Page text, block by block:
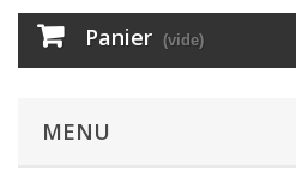
Panier (vide)
MENU